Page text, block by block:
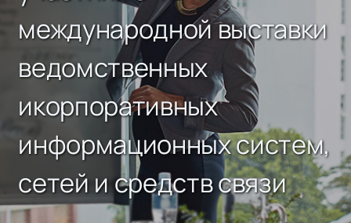
международной выставки
ведомственных
икорпоративных
информационных систем,
сетей и средств связи